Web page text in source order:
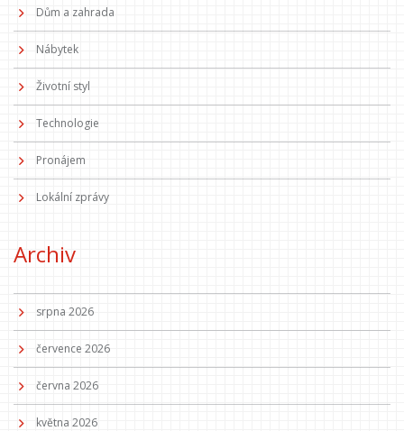
Dům a zahrada
Nábytek
Životní styl
Technologie
Pronájem
Lokální zprávy
Archiv
srpna 2026
července 2026
června 2026
května 2026